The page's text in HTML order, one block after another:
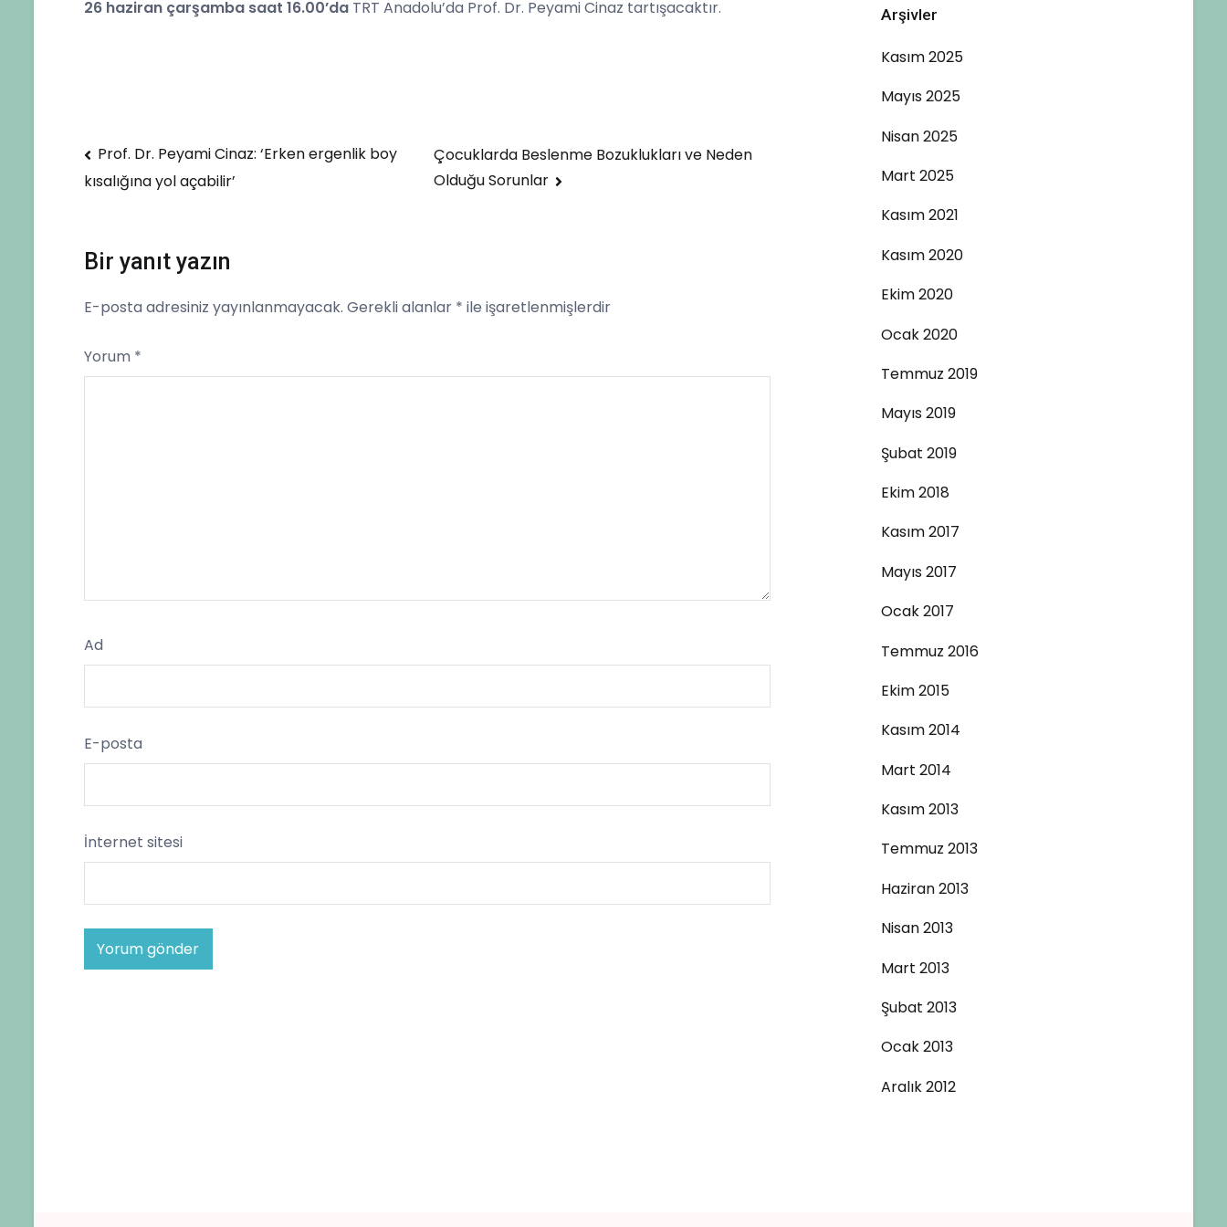
Sorunları
26 haziran çarşamba saat 16.00’da TRT Anadolu’da Prof. Dr. Peyami Cinaz tartışacaktır.
Yazı
gezinmesi
Prof. Dr. Peyami Cinaz: ‘Erken ergenlik boy
kısalığına yol açabilir’
Çocuklarda Beslenme Bozuklukları ve Neden
Olduğu Sorunlar
Bir yanıt yazın
E-posta adresiniz yayınlanmayacak. Gerekli alanlar * ile işaretlenmişlerdir
Yorum *
Ad
E-posta
İnternet sitesi
Arşivler
Kasım 2025
Mayıs 2025
Nisan 2025
Mart 2025
Kasım 2021
Kasım 2020
Ekim 2020
Ocak 2020
Temmuz 2019
Mayıs 2019
Şubat 2019
Ekim 2018
Kasım 2017
Mayıs 2017
Ocak 2017
Temmuz 2016
Ekim 2015
Kasım 2014
Mart 2014
Kasım 2013
Temmuz 2013
Haziran 2013
Nisan 2013
Mart 2013
Şubat 2013
Ocak 2013
Aralık 2012